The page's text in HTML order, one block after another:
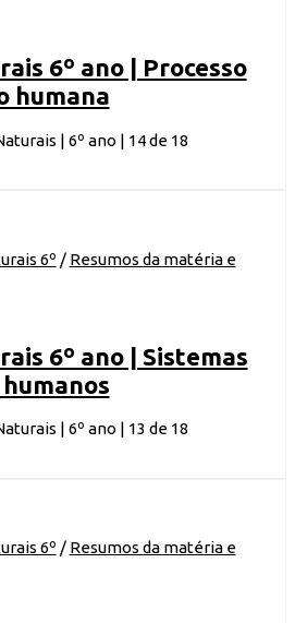
6º ano | Processo
humana
| 6º ano | 14 de 18
6º / Resumos da matéria e
6º ano | Sistemas
| 6º ano | 13 de 18
6º / Resumos da matéria e